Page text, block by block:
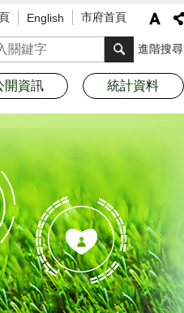
English 市府首頁
進階搜尋
開資訊 統計資料